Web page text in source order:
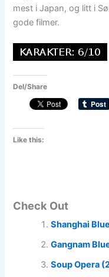
mest i Japan, og litt i
gode filmer.
Del/Share
Like this:
Check Out
Shanghai
Gangnam
Soup Opera